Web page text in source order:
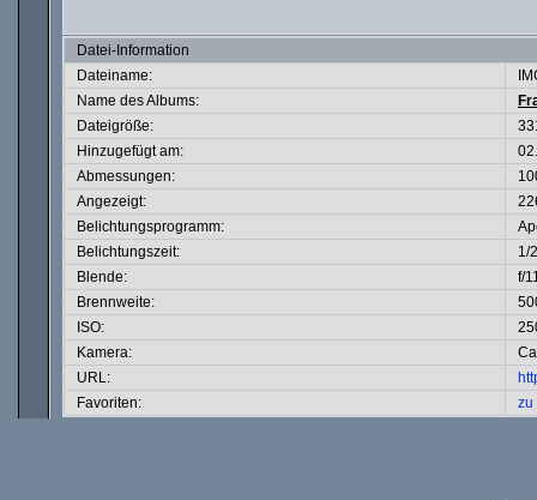
Datei-Information
Dateiname:
Name des Albums:
Dateigröße:
Hinzugefügt am:
Abmessungen:
Angezeigt:
Belichtungsprogramm:
Belichtungszeit:
1/
Blende:
f/
Brennweite:
ISO:
Kamera:
URL:
Favoriten:
zu